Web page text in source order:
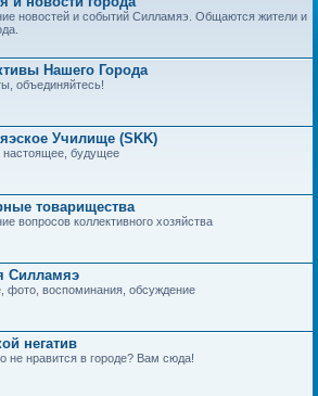
новостей и событий Силламяэ. Общаются жители и
Нашего Города
объединяйтесь!
Училище (SKK)
будущее
товарищества
вопросов коллективного хозяйства
Силламяэ
фото, воспоминания, обсуждение
негатив
не нравится в городе? Вам сюда!